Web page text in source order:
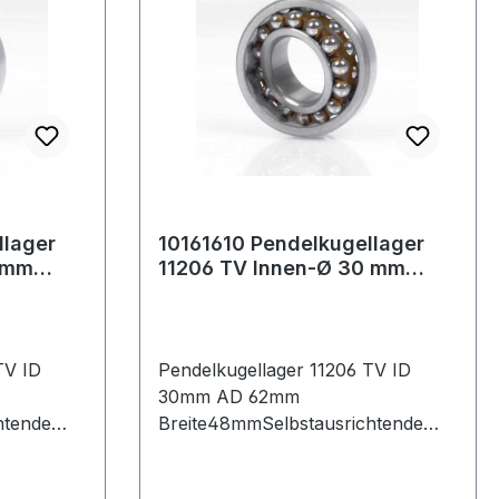
ID
10161610 Pendelkugellager
11206 TV Innen-Ø 30 mm
Pendelkugellager 11206 TV ID
30mm AD 62mm
Breite48mmSelbstausrichtende